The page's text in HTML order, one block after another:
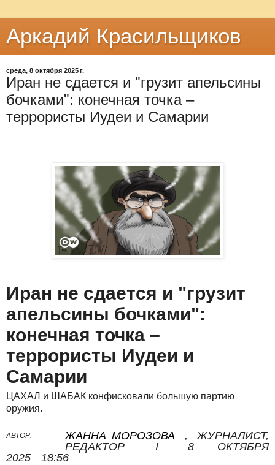
Аркадий Красильщиков
среда, 8 октября 2025 г.
Иран не сдается и "грузит апельсины
бочками": конечная точка –
террористы Иудеи и Самарии
Иран не сдается и "грузит
апельсины бочками":
конечная точка –
террористы Иудеи и
Самарии
ЦАХАЛ и ШАБАК конфисковали большую партию
оружия.
АВТОР: ЖАННА МОРОЗОВА ,
ЖУРНАЛИСТ,
РЕДАКТОР
I
8 ОКТЯБРЯ
2025
18:56